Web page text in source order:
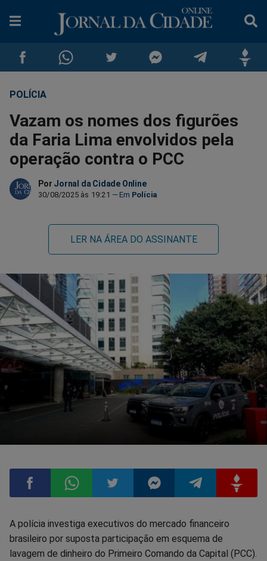
Compartilhar
no
Facebook
Compartilhar
no
Whatsapp
no
Twitter
no
Messenger
no
Telegram
no
POLÍCIA
Vazam os nomes dos figurões
da Faria Lima envolvidos pela
operação contra o PCC
Por Jornal da Cidade Online
30/08/2025 às 19:21 Polícia
LER NA ÁREA DO ASSINANTE
Compartilhar
no
Compartilhar
no
Compartilhar
no
Compartilhar
no
Compartilhar
no
no
A polícia investiga executivos do mercado financeiro
brasileiro por suposta participação em esquema de
lavagem de dinheiro do Primeiro Comando da Capital (PCC).